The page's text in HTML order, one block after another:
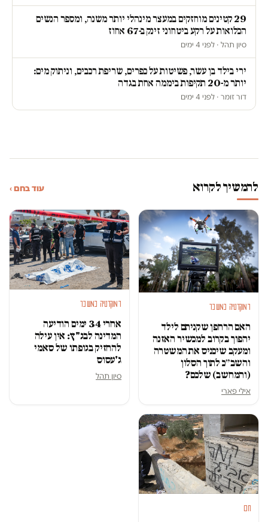
29 קטינים מוחזקים במעצר מינהלי יותר משנה, ומספר הנשים
הכלואות על רקע ביטחוני זינק ב-67 אחוז
סיון תהל · לפני 4 ימים
ירי בילד בן עשר, פשיטות על כפרים, שריפת רכבים, וניתוק מים:
יותר מ-20 תקיפות ביממה אחת בגדה
דור זומר · לפני 4 ימים
להמשיך לקרוא עוד בחם ›
דמוקרטיה במשבר
האם הרחפן שקניתם לילד
יהפוך בקרוב למכשיר האזנה
ומעקב שיכניס את המשטרה
והשב״כ לתוך הסלון
(והמחשב) שלכם?
אילי פארי
דמוקרטיה במשבר
אחרי 34 ימים הודיעה
המדינה לבג"ץ: אין עילה
להחזיק בגופתו של סאמי
ג'עסוס
סיון תהל
חם